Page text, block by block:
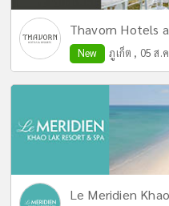
Thavorn Hotels
New ภูเก็ต , 05 ส.
Le Meridien